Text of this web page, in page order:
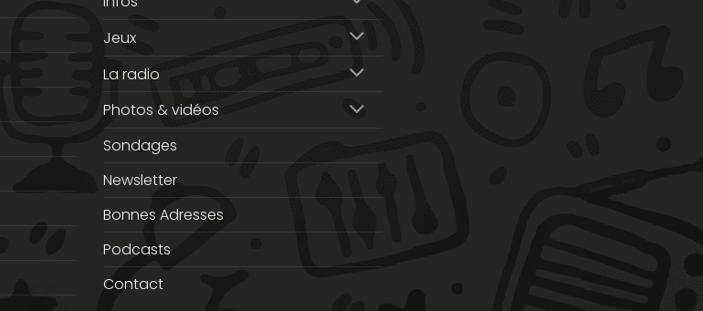
Jeux
La radio
Photos & vidéos
Sondages
Newsletter
Bonnes Adresses
Podcasts
Contact